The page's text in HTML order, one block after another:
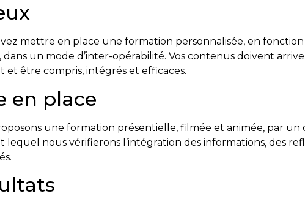
mettre en place une formation personnalisée, en
dans un mode d’inter-opérabilité. Vos contenus doivent
et être compris, intégrés et efficaces.
en place
une formation présentielle, filmée et animée, par
lequel nous vérifierons l’intégration des informations, des